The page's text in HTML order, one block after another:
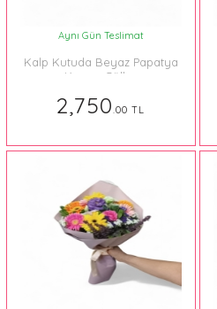
Aynı Gün Teslimat
Kalp Kutuda Beyaz Papatya
Kırmızı Güller
2,750.00 TL